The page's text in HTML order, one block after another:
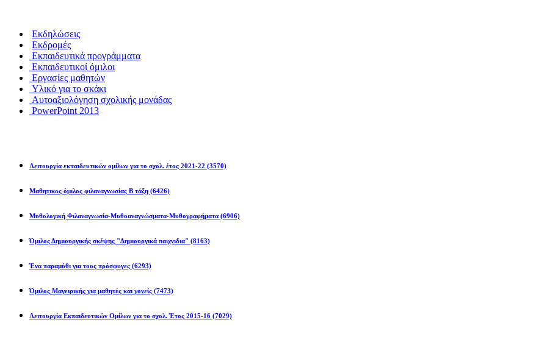
Εκδηλώσεις
Εκδρομές
Εκπαιδευτικά προγράμματα
Εκπαιδευτικοί όμιλοι
Εργασίες μαθητών
Υλικό για το σκάκι
Αυτοαξιολόγηση σχολικής μονάδας
PowerPoint 2013
Λειτουργία εκπαιδευτικών ομίλων για το σχολ. έτος 2021-22 (3570)
Μαθητικος όμιλος φιλαναγνωσίας Β τάξη (6426)
Μυθολογική Φιλαναγνωσία-Μυθοαναγνώσματα-Μυθογραφήματα (6906)
Όμιλος Δημιουργικής σκέψης "Δημιουργικά παιχνιδια" (8163)
Ένα παραμύθι για τους πρόσφυγες (6293)
Όμιλος Μαγειρικής για μαθητές και γονείς (7473)
Λειτουργία Εκπαιδευτικών Ομίλων για το σχολ. Έτος 2015-16 (7029)